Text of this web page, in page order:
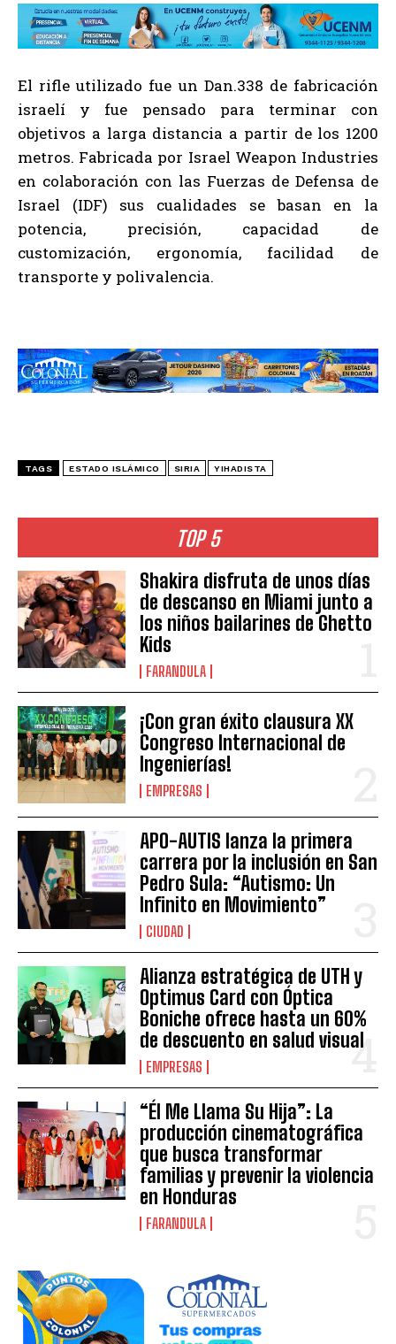
TOP 5
Shakira disfruta de unos días
de descanso en Miami junto a
los niños bailarines de Ghetto
Kids
FARANDULA
¡Con gran éxito clausura XX
Congreso Internacional de
Ingenierías!
EMPRESAS
APO-AUTIS lanza la primera
carrera por la inclusión en San
Pedro Sula: “Autismo: Un
Infinito en Movimiento”
CIUDAD
Alianza estratégica de UTH y
Optimus Card con Óptica
Boniche ofrece hasta un 60%
de descuento en salud visual
EMPRESAS
“Él Me Llama Su Hija”: La
producción cinematográfica
que busca transformar
familias y prevenir la violencia
en Honduras
FARANDULA
El rifle utilizado fue un Dan.338 de fabricación
israelí y fue pensado para terminar con
objetivos a larga distancia a partir de los 1200
metros. Fabricada por Israel Weapon Industries
en colaboración con las Fuerzas de Defensa de
Israel (IDF) sus cualidades se basan en la
potencia, precisión, capacidad de
customización, ergonomía, facilidad de
transporte y polivalencia.
TAGS ESTADO ISLÁMICO SIRIA YIHADISTA